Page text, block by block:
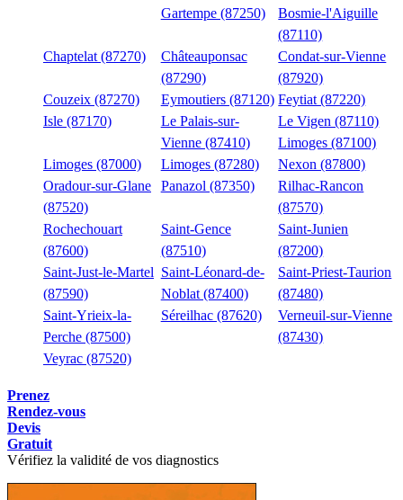
Gartempe (87250)
Bosmie-l'Aiguille
(87110)
Chaptelat (87270)
Châteauponsac
(87290)
Condat-sur-Vienne
(87920)
Couzeix (87270)
Eymoutiers (87120) Feytiat (87220)
Isle (87170)
Le Palais-sur-
Vienne (87410)
Le Vigen (87110)
Limoges (87100)
Limoges (87000)
Limoges (87280)
Nexon (87800)
Oradour-sur-Glane
(87520)
Panazol (87350)
Rilhac-Rancon
(87570)
Rochechouart
(87600)
Saint-Gence
(87510)
Saint-Junien
(87200)
Saint-Just-le-Martel
(87590)
Saint-Léonard-de-
Noblat (87400)
Saint-Priest-Taurion
(87480)
Saint-Yrieix-la-
Perche (87500)
Séreilhac (87620)
Verneuil-sur-Vienne
(87430)
Veyrac (87520)
Prenez
Rendez-vous
Devis
Gratuit
Vérifiez la validité de vos diagnostics